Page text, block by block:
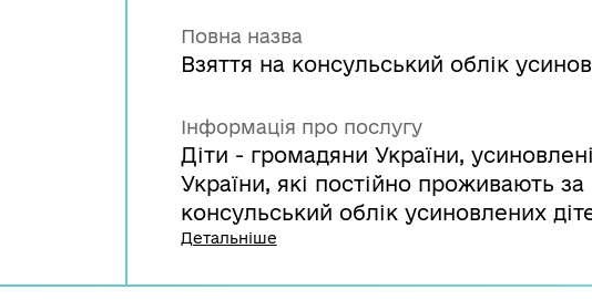
Повна назва
Взяття на консульський облік
Інформація про послугу
Діти - громадяни України,
України, які постійно проживають
консульський облік усиновлених
річного віку. Іноземці або
Детальніше